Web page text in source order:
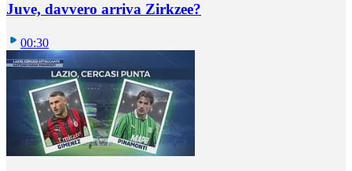
Juve, davvero arriva Zirkzee?
00:30